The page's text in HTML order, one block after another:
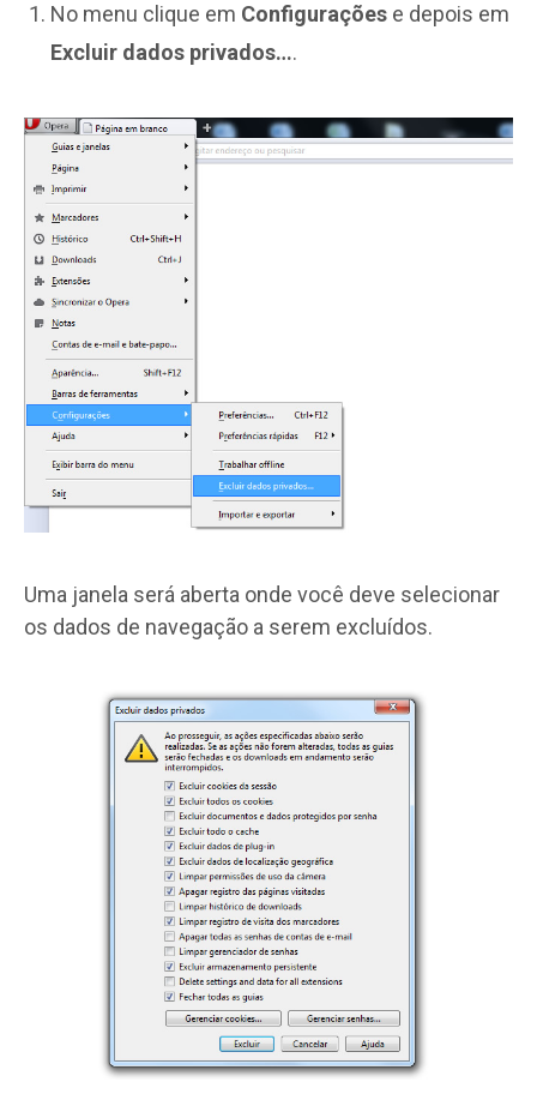
No menu clique em Configurações e depois em
Excluir dados privados….
Uma janela será aberta onde você deve selecionar
os dados de navegação a serem excluídos.